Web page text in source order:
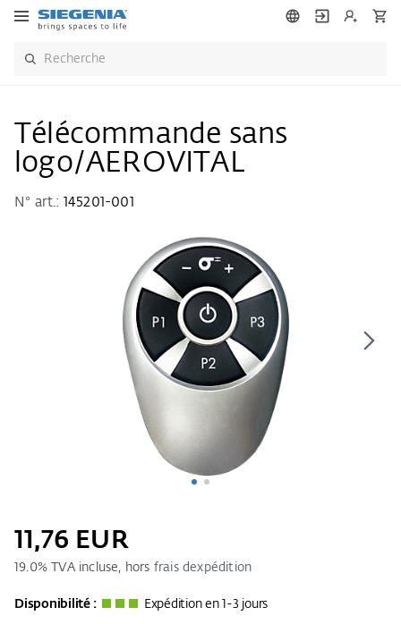
Télécommande sans
logo/AEROVITAL
N° art.: 145201-001
11,76 EUR
19.0% TVA incluse, hors frais dexpédition
Disponibilité : Expédition en 1-3 jours